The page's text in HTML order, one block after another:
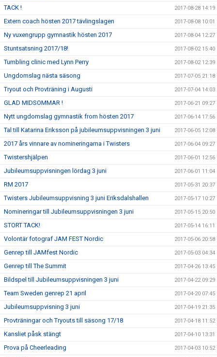
TACK ! 2017-08-28 14:19
Extern coach hösten 2017 tävlingslagen 2017-08-08 10:01
Ny vuxengrupp gymnastik hösten 2017 2017-08-04 12:27
Stuntsatsning 2017/18! 2017-08-02 15:40
Tumbling clinic med Lynn Perry 2017-08-02 12:39
Ungdomslag nästa säsong 2017-07-05 21:18
Tryout och Provträning i Augusti 2017-07-04 14:03
GLAD MIDSOMMAR ! 2017-06-21 09:27
Nytt ungdomslag gymnastik from hösten 2017 2017-06-14 17:56
Tal till Katarina Eriksson på jubileumsuppvisningen 3 juni 2017-06-05 12:08
2017 års vinnare av nomineringarna i Twisters 2017-06-04 09:27
Twistershjälpen 2017-06-01 12:56
Jubileumsuppvisningen lördag 3 juni 2017-06-01 11:04
RM 2017 2017-05-31 20:37
Twisters Jubileumsuppvisning 3 juni Eriksdalshallen 2017-05-17 10:27
Nomineringar till Jubileumsuppvisningen 3 juni 2017-05-15 20:50
STORT TACK! 2017-05-14 16:11
Volontär fotograf JAM FEST Nordic 2017-05-06 20:58
Genrep till JAMfest Nordic 2017-05-03 04:34
Genrep till The Summit 2017-04-26 13:45
Bildspel till Jubileumsuppvisningen 3 juni 2017-04-22 09:29
Team Sweden genrep 21 april 2017-04-20 07:45
Jubileumsuppvisning 3 juni 2017-04-19 21:35
Provträningar och Tryouts till säsong 17/18 2017-04-18 11:52
Kansliet påsk stängt 2017-04-10 13:31
Prova på Cheerleading 2017-04-03 10:52